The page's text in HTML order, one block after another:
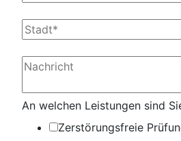
An welchen Leistungen sind
Zerstörungsfreie